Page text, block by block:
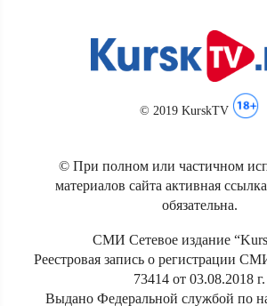
© 2019 KurskTV
© При полном или частичном
материалов сайта активная
обязательна.
СМИ Сетевое издание
Реестровая запись о регистрации
73414 от 03.08.2018 г.
Выдано Федеральной службой по